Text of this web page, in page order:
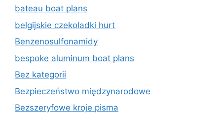
bateau boat plans
belgijskie czekoladki hurt
Benzenosulfonamidy
bespoke aluminum boat plans
Bez kategorii
Bezpieczeństwo międzynarodowe
Bezszeryfowe kroje pisma